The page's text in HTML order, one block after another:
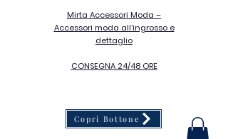
Mirta Accessori Moda –
Accessori moda all’ingrosso e
dettaglio
CONSEGNA 24/48 ORE
Copri Bottone